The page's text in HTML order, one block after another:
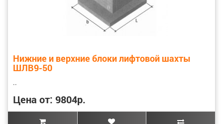
Нижние и верхние блоки лифтовой шахты
ШЛВ9-50
..
Цена от: 9804р.